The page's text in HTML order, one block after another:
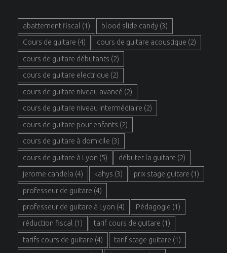
abattement fiscal (1) blood slide candy(3)
Cours de guitare (4) cours de guitare acoustique (2)
cours de guitare débutants (2)
cours de guitare electrique (2)
cours de guitare niveau avancé (2)
cours de guitare niveau intermédiaire (2)
cours de guitare pour enfants (2)
cours de guitare à domicile (3)
cours de guitare à Lyon (5) débuter la guitare (2)
jerome candela (4) kahys (3) prix stage guitare (1)
professeur de guitare (4)
professeur de guitare à Lyon (4) Pédagogie (1)
réduction fiscal (1) tarif cours de guitare (1)
tarifs cours de guitare (4) tarif stage guitare (1)